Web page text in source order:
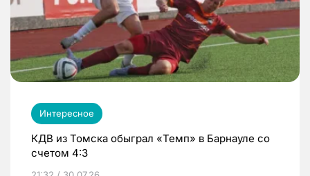
Интересное
КДВ из Томска обыграл «Темп» в Барнауле со
счетом 4:3